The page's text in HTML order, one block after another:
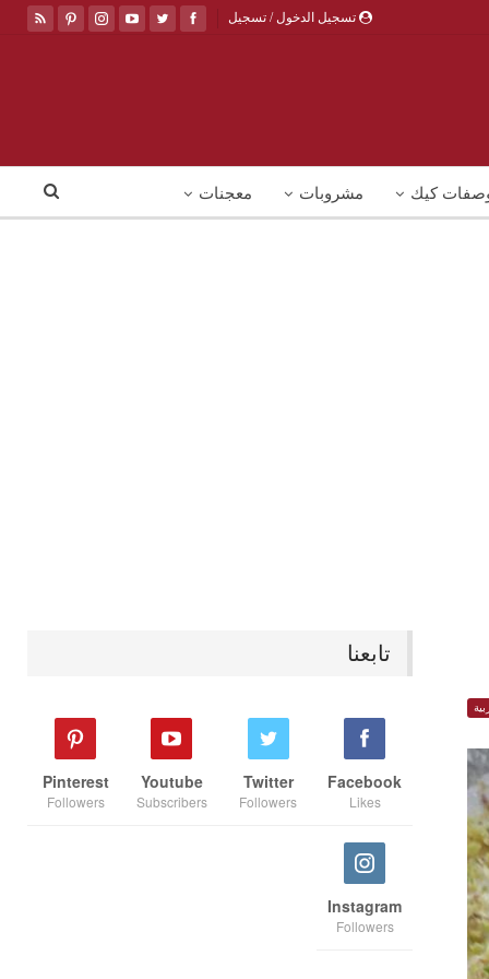
تسجيل الدخول / تسجيل
كيك مشروبات معجنات
تابعنا
Facebook
Likes
Twitter
Followers
Youtube
Subscribers
Pinterest
Followers
Instagram
Followers